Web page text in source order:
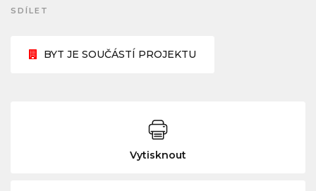
SDÍLET
BYT JE SOUČÁSTÍ PROJEKTU
Vytisknout